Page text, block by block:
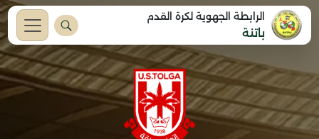
الرابطة الجهوية لكرة القدم
باتنة